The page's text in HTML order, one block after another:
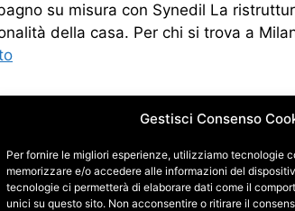
Gestisci Consenso
Per fornire le migliori esperienze, utilizziamo tecnologie
memorizzare e/o accedere alle informazioni del
tecnologie ci permetterà di elaborare dati come il
unici su questo sito. Non acconsentire o ritirare il
su misura con Synedil La
della casa. Per chi si trova a
Fagnani